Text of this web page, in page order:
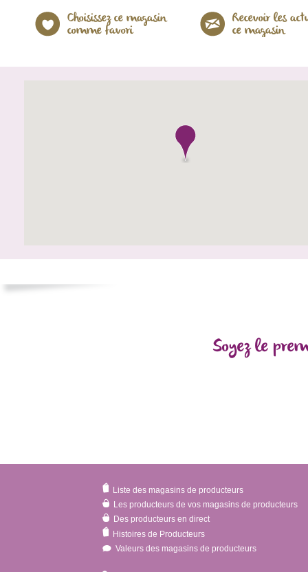
Soyez le
Liste des magasins de producteurs
Les producteurs de vos magasins de producteurs
Des producteurs en direct
Histoires de Producteurs
Valeurs des magasins de producteurs